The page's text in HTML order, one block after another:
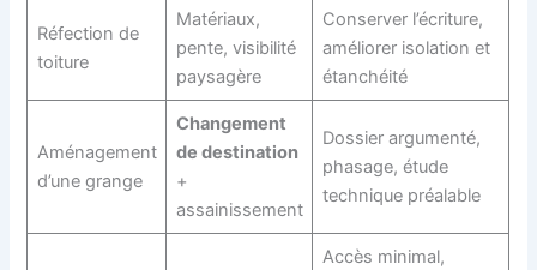
Réfection de
toiture
Matériaux,
pente, visibilité
paysagère
Conserver l’écriture,
améliorer isolation et
étanchéité
Aménagement
d’une grange
Changement
de destination
+
assainissement
Dossier argumenté,
phasage, étude
technique préalable
Accès minimal,